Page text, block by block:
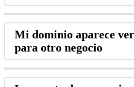
Mi dominio aparece
para otro negocio